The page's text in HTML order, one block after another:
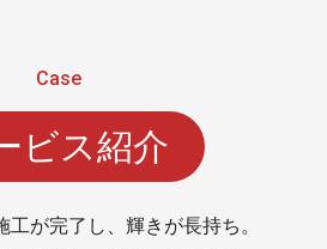
ビス紹介
工が完了し、輝きが長持ち。